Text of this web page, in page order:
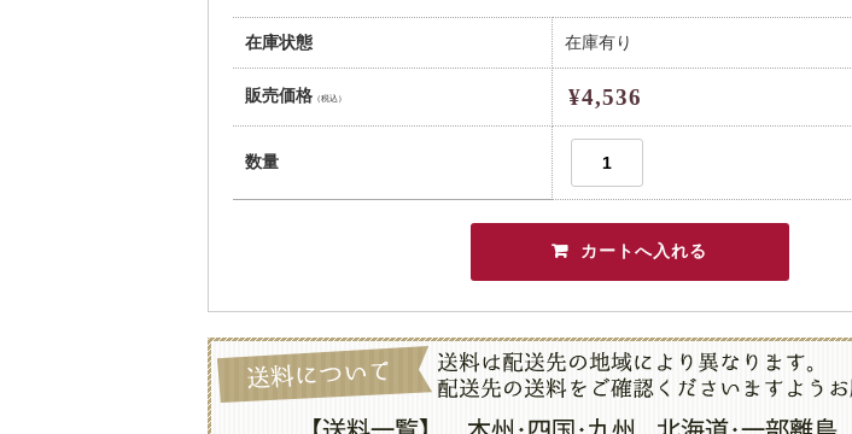
在庫状態 在庫有り
販売価格（税込） ¥4,536
数量